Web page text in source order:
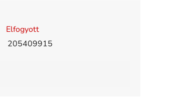
Elfogyott
205409915